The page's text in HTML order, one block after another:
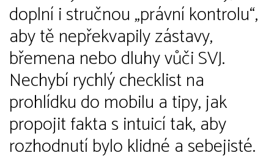
doplní i stručnou „právní kontrolu“,
aby tě nepřekvapily zástavy,
břemena nebo dluhy vůči SVJ.
Nechybí rychlý checklist na
prohlídku do mobilu a tipy, jak
propojit fakta s intuicí tak, aby
rozhodnutí bylo klidné a sebejisté.